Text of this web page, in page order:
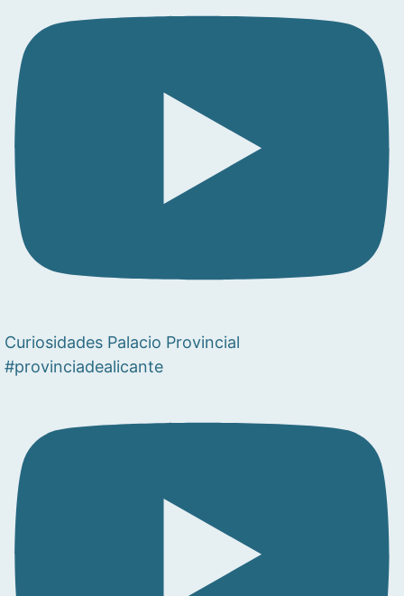
Curiosidades Palacio Provincial
#provinciadealicante